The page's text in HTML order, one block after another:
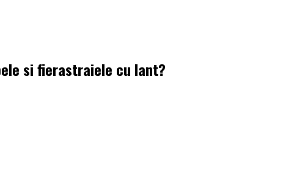
si fierastraiele cu lant?